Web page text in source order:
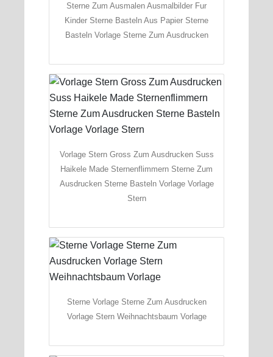
Sterne Zum Ausmalen Ausmalbilder Fur
Kinder Sterne Basteln Aus Papier Sterne
Basteln Vorlage Sterne Zum Ausdrucken
Vorlage Stern Gross Zum Ausdrucken Suss
Haikele Made Sternenflimmern Sterne Zum
Ausdrucken Sterne Basteln Vorlage Vorlage
Stern
Sterne Vorlage Sterne Zum Ausdrucken
Vorlage Stern Weihnachtsbaum Vorlage